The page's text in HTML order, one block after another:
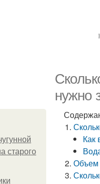
нужно
старого
Как
Объем